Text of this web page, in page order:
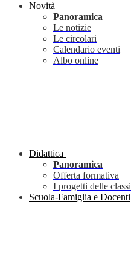
Novità
Panoramica
Le notizie
Le circolari
Calendario eventi
Albo online
Didattica
Panoramica
Offerta formativa
I progetti delle classi
Scuola-Famiglia e Docenti